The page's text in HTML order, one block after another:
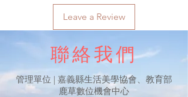
Leave a Review
聯絡我們
​管理單位 | 嘉義縣生活美學協會、教育部
鹿草數位機會中心